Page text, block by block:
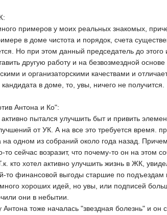
примеров у моих реальных знакомых,
в доме чистота и порядок, счета
Но при этом данный председатель до
другую работу и на безвозмездной
и организаторскими качествами и
кандидата в доме, то, увы, ничего не получится.
Антона и Ко":
активно пытался улучшить быт и привить
от УК. А на все это требуется время.
одном из собраний около года назад.
то сейчас возразит, что почему-то он на этом
кто хотел активно улучшить жизнь в ЖК,
то финансовой выгоды старшие по
хороших идей, но увы, или подписей
они в небытии.
Антона тоже началась "звездная болезнь" и